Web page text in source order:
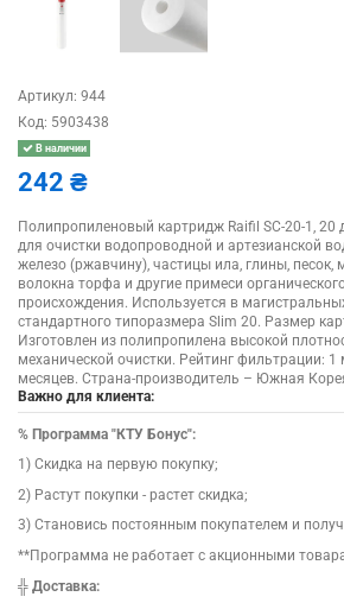
Артикул: 944
Код: 5903438
В наличии
242 ₴
Полипропиленовый картридж Raifil SC-20-1, 20
для очистки водопроводной и артезианской
железо (ржавчину), частицы ила, глины, песок,
волокна торфа и другие примеси
происхождения. Используется в
стандартного типоразмера Slim 20. Размер
Изготовлен из полипропилена высокой
механической очистки. Рейтинг фильтрации:
месяцев. Страна-производитель – Южная
Важно для клиента:
% Программа "КТУ Бонус":
1) Скидка на первую покупку;
2) Растут покупки - растет скидка;
3) Становись постоянным покупателем и
**Программа не работает с акционными
╬ Доставка: